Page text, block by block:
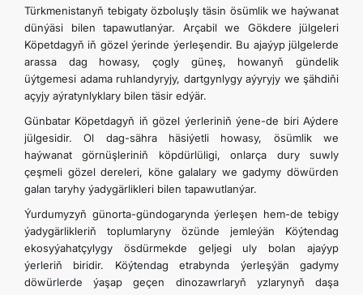
Türkmenistanyň tebigaty özboluşly täsin ösümlik we haýwanat
dünýäsi bilen tapawutlanýar. Arçabil we Gökdere jülgeleri
Köpetdagyň iň gözel ýerinde ýerleşendir. Bu ajaýyp jülgelerde
arassa dag howasy, çogly güneş, howanyň gündelik
üýtgemesi adama ruhlandyryjy, dartgynlygy aýyryjy we şähdiňi
açyjy aýratynlyklary bilen täsir edýär.
Günbatar Köpetdagyň iň gözel ýerleriniň ýene-de biri Aýdere
jülgesidir. Ol dag-sähra häsiýetli howasy, ösümlik we
haýwanat görnüşleriniň köpdürlüligi, onlarça dury suwly
çeşmeli gözel dereleri, köne galalary we gadymy döwürden
galan taryhy ýadygärlikleri bilen tapawutlanýar.
Ýurdumyzyň günorta-gündogarynda ýerleşen hem-de tebigy
ýadygärlikleriň toplumlaryny özünde jemleýän Köýtendag
ekosyýahatçylygy ösdürmekde geljegi uly bolan ajaýyp
ýerleriň biridir. Köýtendag etrabynda ýerleşýän gadymy
döwürlerde ýaşap geçen dinozawrlaryň yzlarynyň daşa